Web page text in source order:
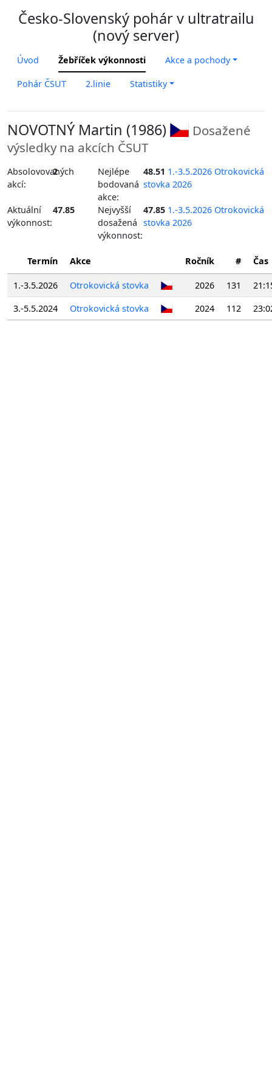
Česko-Slovenský pohár v ultratrailu
(nový server)
Úvod Žebříček výkonnosti Akce a pochody
Pohár ČSUT 2.linie Statistiky
NOVOTNÝ Martin (1986)
Dosažené
výsledky na akcích ČSUT
Absolovovaných
akcí:
2
Nejlépe
bodovaná
akce:
48.51 1.-3.5.2026 Otrokovická
stovka 2026
Aktuální
výkonnost:
47.85
Nejvyšší
dosažená
výkonnost:
47.85 1.-3.5.2026 Otrokovická
stovka 2026
Termín Akce Ročník # Čas
1.-3.5.2026 Otrokovická stovka 2026 131
3.-5.5.2024
Otrokovická stovka 2024 112